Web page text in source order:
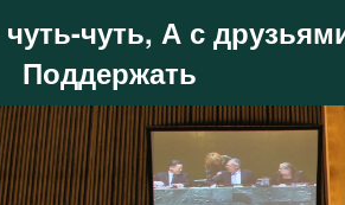
чуть, А с
Поддержать